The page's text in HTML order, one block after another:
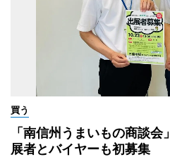
買う
「南信州うまいもの商談
展者とバイヤーも初募集